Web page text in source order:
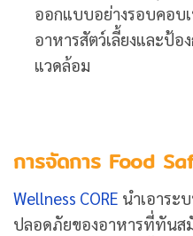
ออกแบบอย่างรอบคอบ
อาหารสัตว์เลี้ยงและป้
แวดล้อม
การจัดการ Food
Wellness CORE นำเอาระ
ปลอดภัยของอาหารที่ทันส